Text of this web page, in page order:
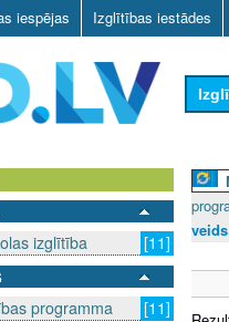
iespējas Izglītības iestādes
izglītība [11]
programma [11]